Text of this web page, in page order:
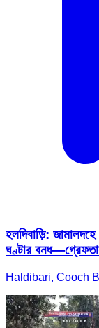
হলদিবাড়ি:
ঘণ্টার
Haldibari, Cooch